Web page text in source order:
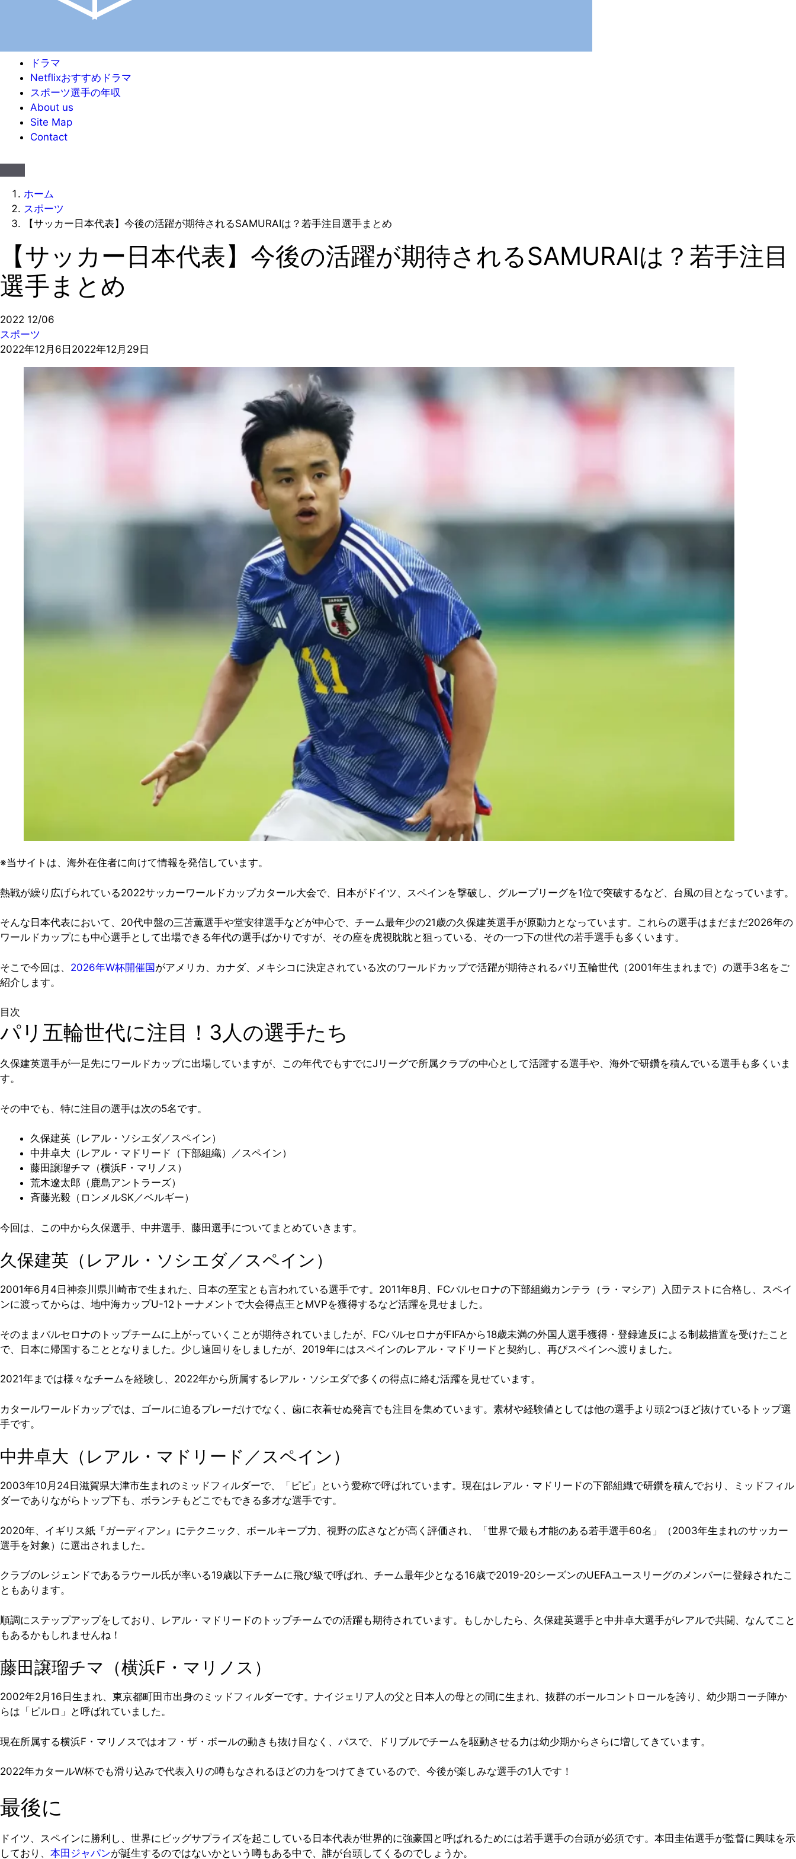
ドラマ
Netflixおすすめドラマ
スポーツ選手の年収
About us
Site Map
Contact
ホーム
スポーツ
【サッカー日本代表】今後の活躍が期待されるSAMURAIは？若手注目選手まとめ
【サッカー日本代表】今後の活躍が期待されるSAMURAIは？若手注目
選手まとめ
2022 12/06
スポーツ
2022年12月6日 2022年12月29日
※当サイトは、海外在住者に向けて情報を発信しています。
熱戦が繰り広げられている2022サッカーワールドカップカタール大会で、日本がドイツ、スペインを撃破し、グループリーグを1位で突破するなど、台風の目となっています。
そんな日本代表において、20代中盤の三苫薫選手や堂安律選手などが中心で、チーム最年少の21歳の久保建英選手が原動力となっています。これらの選手はまだまだ2026年の
ワールドカップにも中心選手として出場できる年代の選手ばかりですが、その座を虎視眈眈と狙っている、その一つ下の世代の若手選手も多くいます。
そこで今回は、 2026年W杯開催国がアメリカ、カナダ、メキシコに決定されている次のワールドカップで活躍が期待されるパリ五輪世代（2001年生まれまで）の選手3名をご
紹介します。
目次
パリ五輪世代に注目！3人の選手たち
久保建英選手が一足先にワールドカップに出場していますが、この年代でもすでにJリーグで所属クラブの中心として活躍する選手や、海外で研鑽を積んでいる選手も多くいま
す。
その中でも、特に注目の選手は次の5名です。
久保建英（レアル・ソシエダ／スペイン）
中井卓大（レアル・マドリード（下部組織）／スペイン）
藤田譲瑠チマ（横浜F・マリノス）
荒木遼太郎（鹿島アントラーズ）
斉藤光毅（ロンメルSK／ベルギー）
今回は、この中から久保選手、中井選手、藤田選手についてまとめていきます。
久保建英（レアル・ソシエダ／スペイン）
2001年6月4日神奈川県川崎市で生まれた、日本の至宝とも言われている選手です。2011年8月、FCバルセロナの下部組織カンテラ（ラ・マシア）入団テストに合格し、スペイ
ンに渡ってからは、地中海カップU-12トーナメントで大会得点王とMVPを獲得するなど活躍を見せました。
そのままバルセロナのトップチームに上がっていくことが期待されていましたが、FCバルセロナがFIFAから18歳未満の外国人選手獲得・登録違反による制裁措置を受けたこと
で、日本に帰国することとなりました。少し遠回りをしましたが、2019年にはスペインのレアル・マドリードと契約し、再びスペインへ渡りました。
2021年までは様々なチームを経験し、2022年から所属するレアル・ソシエダで多くの得点に絡む活躍を見せています。
カタールワールドカップでは、ゴールに迫るプレーだけでなく、歯に衣着せぬ発言でも注目を集めています。素材や経験値としては他の選手より頭2つほど抜けているトップ選
手です。
中井卓大（レアル・マドリード／スペイン）
2003年10月24日滋賀県大津市生まれのミッドフィルダーで、「ピピ」という愛称で呼ばれています。現在はレアル・マドリードの下部組織で研鑽を積んでおり、ミッドフィル
ダーでありながらトップ下も、ボランチもどこでもできる多才な選手です。
2020年、イギリス紙『ガーディアン』にテクニック、ボールキープ力、視野の広さなどが高く評価され、「世界で最も才能のある若手選手60名」（2003年生まれのサッカー
選手を対象）に選出されました。
クラブのレジェンドであるラウール氏が率いる19歳以下チームに飛び級で呼ばれ、チーム最年少となる16歳で2019-20シーズンのUEFAユースリーグのメンバーに登録されたこ
ともあります。
順調にステップアップをしており、レアル・マドリードのトップチームでの活躍も期待されています。もしかしたら、久保建英選手と中井卓大選手がレアルで共闘、なんてこと
もあるかもしれませんね！
藤田譲瑠チマ（横浜F・マリノス）
2002年2月16日生まれ、東京都町田市出身のミッドフィルダーです。ナイジェリア人の父と日本人の母との間に生まれ、抜群のボールコントロールを誇り、幼少期コーチ陣か
らは「ピルロ」と呼ばれていました。
現在所属する横浜F・マリノスではオフ・ザ・ボールの動きも抜け目なく、パスで、ドリブルでチームを駆動させる力は幼少期からさらに増してきています。
2022年カタールW杯でも滑り込みで代表入りの噂もなされるほどの力をつけてきているので、今後が楽しみな選手の1人です！
最後に
ドイツ、スペインに勝利し、世界にビッグサプライズを起こしている日本代表が世界的に強豪国と呼ばれるためには若手選手の台頭が必須です。本田圭佑選手が監督に興味を示
しており、 本田ジャパンが誕生するのではないかという噂もある中で、誰が台頭してくるのでしょうか。